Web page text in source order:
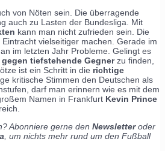
von Nöten sein. Die überragende
auch zu Lasten der Bundesliga. Mit
kann man nicht zufrieden sein. Die
vielseitiger machen. Gerade im
im letzten Jahr Probleme. Gelingt es
tiefstehende Gegnerzu finden,
ist ein Schritt in die richtige
kritische Stimmen den Deutschen als
darf man erinnern wie es mit dem
Namen in Frankfurt Kevin Prince
Abonniere gerne den Newsletteroder
, um nichts mehr rund um den Fußball